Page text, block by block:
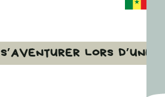
S’AVENTURER LORS D’UNE